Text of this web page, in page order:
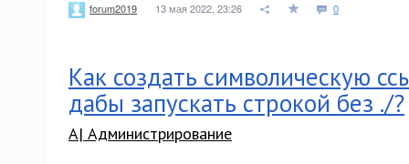
forum2019 13 мая 2022, 23:26 0
Как создать символическую
дабы запускать строкой без ./?
A| Администрирование